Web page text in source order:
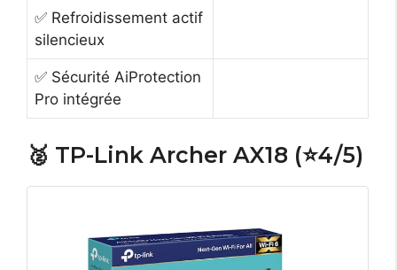
✅ Refroidissement actif
silencieux
✅ Sécurité AiProtection
Pro intégrée
🥈 TP-Link Archer AX18 (⭐4/5)